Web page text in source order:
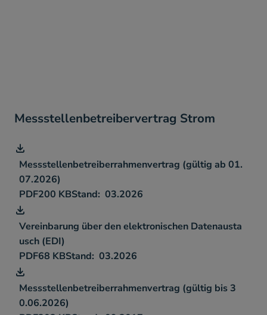
Messstellenbetreibervertrag Strom
Messstellenbetreiberrahmenvertrag (gültig ab 01.
07.2026)
PDF200 KB 03.2026
Vereinbarung über den elektronischen Datenausta
usch (EDI)
PDF68 KB 03.2026
Messstellenbetreiberrahmenvertrag (gültig bis 3
0.06.2026)